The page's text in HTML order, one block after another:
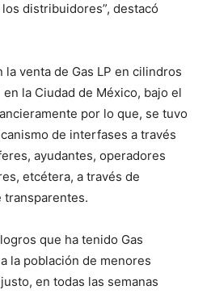
distribuidores”, destacó
la venta de Gas LP en cilindros
la Ciudad de México, bajo el
por lo que, se tuvo
de interfases a través
ayudantes, operadores
etcétera, a través de
transparentes.
que ha tenido Gas
la población de menores
en todas las semanas